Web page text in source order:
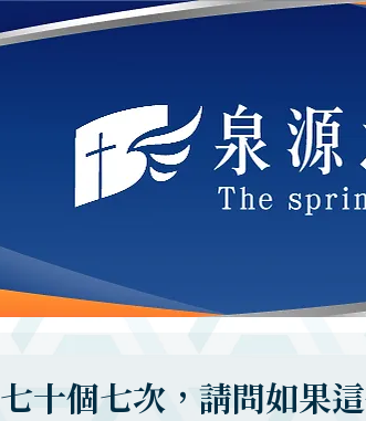
十個七次，請問如果